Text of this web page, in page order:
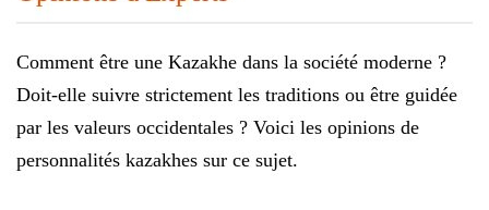
Comment être une Kazakhe dans la société moderne ?
Doit-elle suivre strictement les traditions ou être guidée
par les valeurs occidentales ? Voici les opinions de
personnalités kazakhes sur ce sujet.